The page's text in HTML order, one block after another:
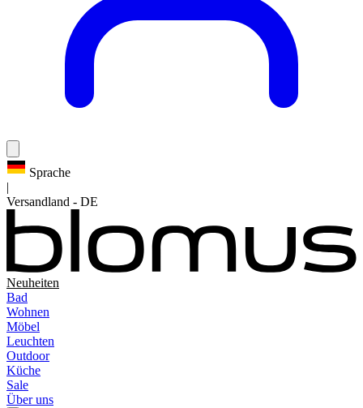
Sprache
|
Versandland - DE
Neuheiten
Bad
Wohnen
Möbel
Leuchten
Outdoor
Küche
Sale
Über uns